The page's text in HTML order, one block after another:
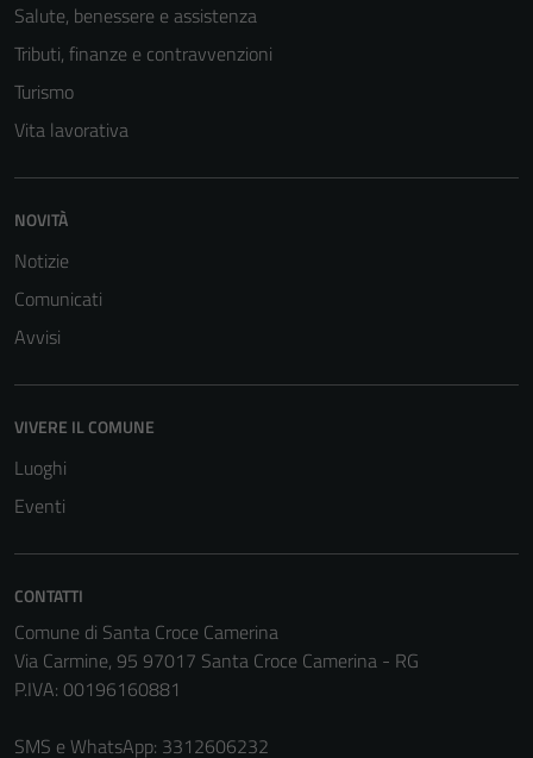
Salute, benessere e assistenza
Tributi, finanze e contravvenzioni
Turismo
Vita lavorativa
NOVITÀ
Notizie
Comunicati
Avvisi
VIVERE IL COMUNE
Luoghi
Eventi
CONTATTI
Comune di Santa Croce Camerina
Via Carmine, 95 97017 Santa Croce Camerina - RG
P.IVA: 00196160881
SMS e WhatsApp: 3312606232